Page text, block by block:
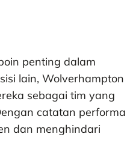
penting dalam
lain, Wolverhampton
sebagai tim yang
catatan performa
dan menghindari